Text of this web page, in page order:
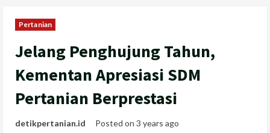
Pertanian
Jelang Penghujung Tahun,
Kementan Apresiasi SDM
Pertanian Berprestasi
detikpertanian.id Posted on 3 years ago